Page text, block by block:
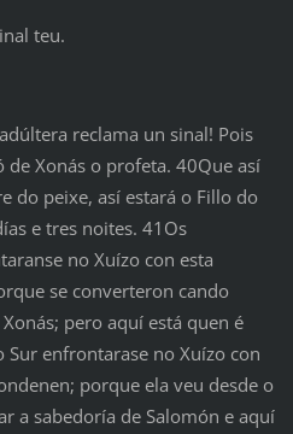
teu.
reclama un sinal! Pois
de Xonás o profeta. 40Que así
do peixe, así estará o Fillo do
e tres noites. 41Os
no Xuízo con esta
se converteron cando
pero aquí está quen é
Sur enfrontarase no Xuízo con
porque ela veu desde o
a sabedoría de Salomón e aquí